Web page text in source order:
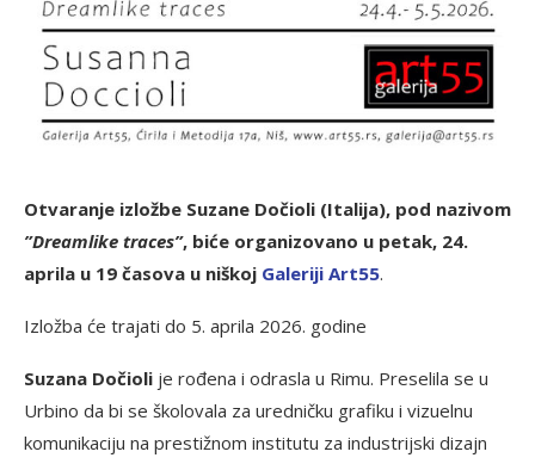
Otvaranje izložbe Suzane Dočioli (Italija), pod nazivom
”Dreamlike traces”, biće organizovano u petak, 24.
aprila u 19 časova u niškoj Galeriji Art55.
Izložba će trajati do 5. aprila 2026. godine
Suzana Dočioli je rođena i odrasla u Rimu. Preselila se u
Urbino da bi se školovala za uredničku grafiku i vizuelnu
komunikaciju na prestižnom institutu za industrijski dizajn